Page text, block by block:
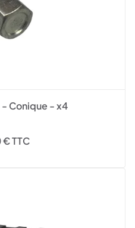
- Conique - x4
TTC